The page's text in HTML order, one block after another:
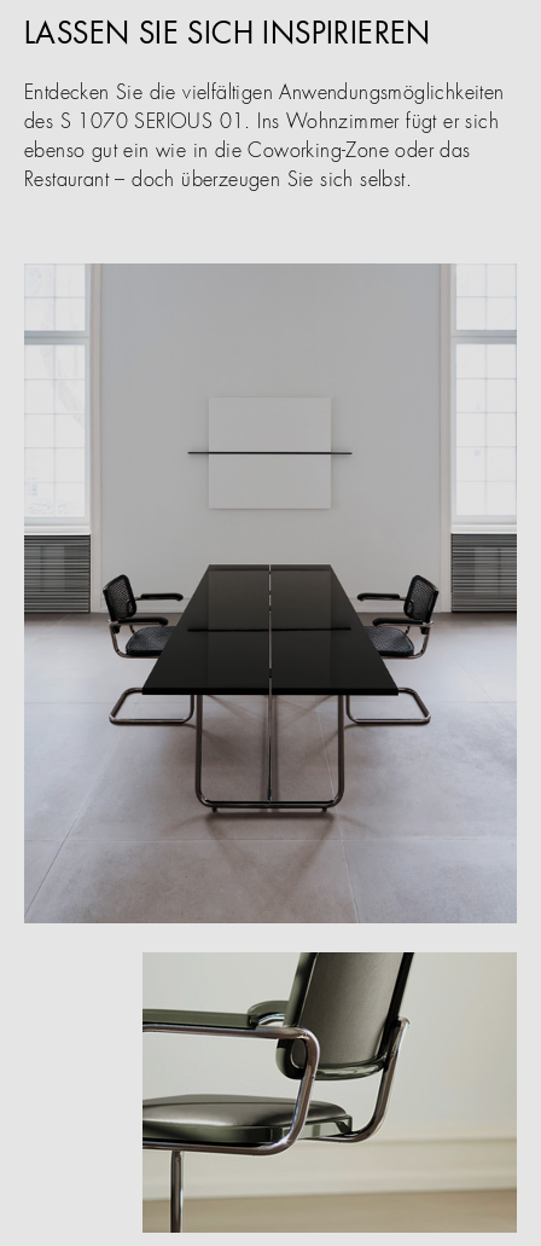
LASSEN SIE SICH INSPIRIEREN
Entdecken Sie die vielfältigen Anwendungsmöglichkeiten
des S 1070 SERIOUS 01. Ins Wohnzimmer fügt er sich
ebenso gut ein wie in die Coworking-Zone oder das
Restaurant – doch überzeugen Sie sich selbst.